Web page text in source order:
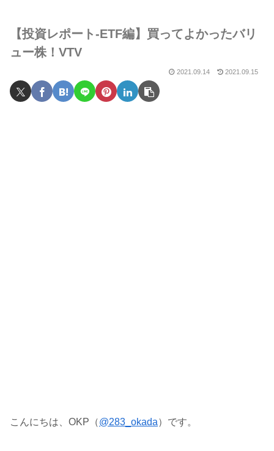
【投資レポート-ETF編】買ってよかったバリ
ュー株！VTV
2021.09.14 2021.09.15
こんにちは、OKP（@283_okada）です。